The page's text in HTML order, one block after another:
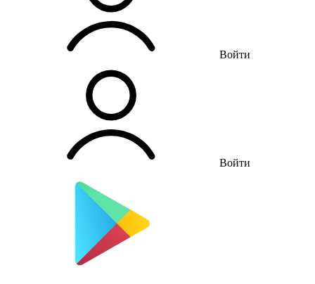
Войти
Войти